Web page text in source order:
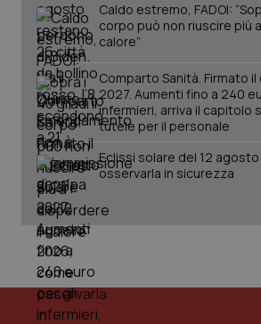
Caldo estremo, FADOI:
corpo può non riuscire più
calore”
Comparto Sanità. Firmato
2027. Aumenti fino a 240
infermieri, arriva il capitolo
tutele per il personale
Eclissi solare del 12
osservarla in sicurezza
tracking-sites-ironfish-
tracking-enable
tracking-sites-ironfish-
session-id
_ga